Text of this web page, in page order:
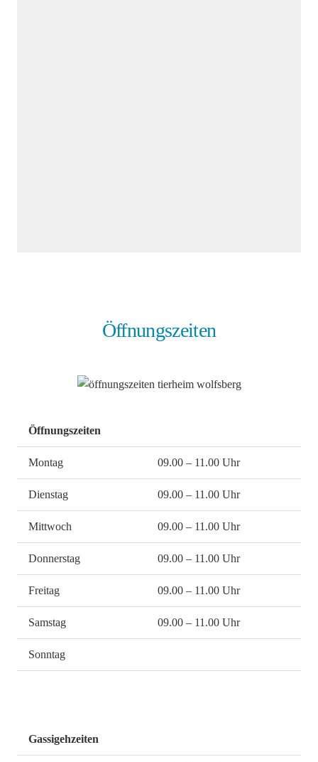
Öffnungszeiten
Öffnungszeiten
Montag 09.00 – 11.00 Uhr
Dienstag 09.00 – 11.00 Uhr
Mittwoch 09.00 – 11.00 Uhr
Donnerstag 09.00 – 11.00 Uhr
Freitag 09.00 – 11.00 Uhr
Samstag 09.00 – 11.00 Uhr
Sonntag
Gassigehzeiten